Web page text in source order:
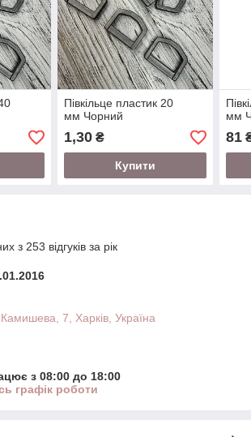
Півкільце пластик 20
мм Чорний
1,30₴
Купити
мм
81
з 253 відгуків за рік
7, Харків, Україна
з 08:00 до 18:00
графік роботи